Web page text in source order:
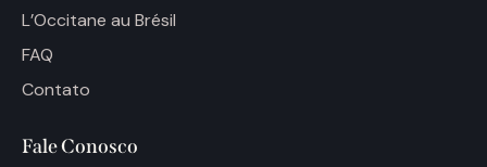
L’Occitane au Brésil
FAQ
Contato
Fale Conosco